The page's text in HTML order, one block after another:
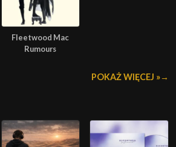
Fleetwood Mac
Rumours
POKAŻ WIĘCEJ »